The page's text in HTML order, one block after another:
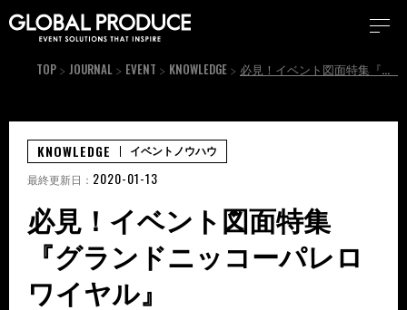
TOP JOURNAL EVENT KNOWLEDGE 必見！イベント図面特集『グランドニッコーパレロワイヤル』
必見！イベント図面特集
『グランドニッコーパレロ
ワイヤル』
KNOWLEDGE イベントノウハウ
最終更新日： 2020-01-13